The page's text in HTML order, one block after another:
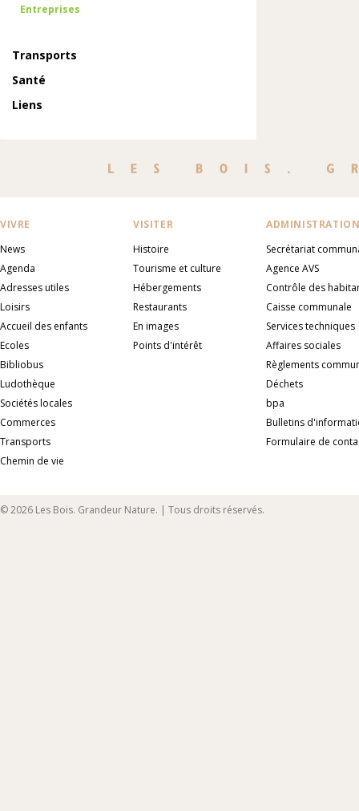
Entreprises
Transports
Santé
Liens
VIVRE
News
Agenda
Adresses utiles
Loisirs
Accueil des enfants
Ecoles
Bibliobus
Ludothèque
Sociétés locales
Commerces
Transports
Chemin de vie
VISITER
Histoire
Tourisme et culture
Hébergements
Restaurants
En images
Points d'intérêt
Secrétariat
Agence AVS
Contrôle des
Caisse communale
Services techniques
Affaires sociales
Règlements
Déchets
bpa
Bulletins
Formulaire de
© 2026 Les Bois. Grandeur Nature. | Tous droits réservés.